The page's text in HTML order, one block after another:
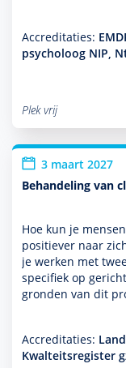
Accreditaties:
psycholoog NIP,
Plek vrij
3 maart 2027
Behandeling van
Hoe kun je
positiever naar
je werken met
specifiek op
gronden van dit
Accreditaties:
Kwalteitsregister